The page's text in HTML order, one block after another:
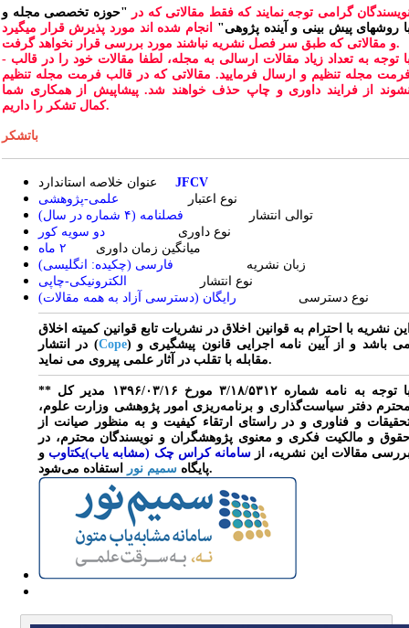
گرامی توجه نمایند که فقط مقالاتی که در "حوزه تخصصی مجله و
روشهای پیش بینی و آینده پژوهی"
انجام شده اند مورد پذیرش قرار میگیرد
و مقالاتی که طبق سر فصل نشریه نباشند مورد بررسی قرار نخواهد گرفت.
- با توجه به تعداد زیاد مقالات ارسالی به مجله، لطفا مقالات خود را در قالب
مجله تنظیم و ارسال فرمایید. مقالاتی که در قالب فرمت مجله تنظیم
از فرایند داوری و چاپ حذف خواهند شد. پیشاپیش از همکاری شما
کمال تشکر را داریم.
باتشکر
JFCV
نوع اعتبار علمی-پژوهشی
توالی انتشار
نوع داوری دو سویه کور
میانگین زمان داوری ۲ ماه
زبان نشریه فارسی (چکیده: انگلیسی)
نوع انتشار
الکترونیکی-چاپی
نوع دسترسی
رایگان (دسترسی آزاد به همه مقالات)
نشریه با احترام به قوانین اخلاق در نشریات تابع قوانین کمیته اخلاق
در انتشار (Cope) می باشد و از آیین نامه اجرایی قانون پیشگیری و
مقابله با تقلب در آثار علمی پیروی می نماید.
** با توجه به نامه شماره ۳/۱۸/۵۳۱۲ مورخ ۱۳۹۶/۰۳/۱۶ مدیر کل
دفتر سیاست‌گذاری و برنامه‌ریزی امور پژوهشی وزارت علوم،
و فناوری و در راستای ارتقاء کیفیت و به منظور صیانت از
و مالکیت فکری و معنوی پژوهشگران و نویسندگان محترم، در
مقالات این نشریه، از سامانه کراس چک (مشابه یاب)یکتاوب و
پایگاه سمیم نور استفاده می‌شود.